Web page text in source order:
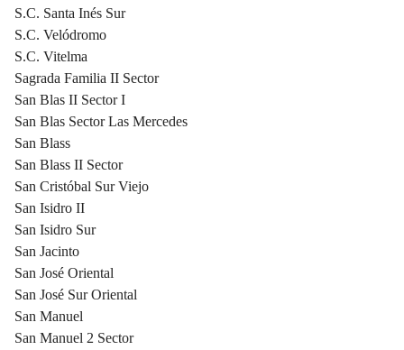
S.C. Santa Inés Sur
S.C. Velódromo
S.C. Vitelma
Sagrada Familia II Sector
San Blas II Sector I
San Blas Sector Las Mercedes
San Blass
San Blass II Sector
San Cristóbal Sur Viejo
San Isidro II
San Isidro Sur
San Jacinto
San José Oriental
San José Sur Oriental
San Manuel
San Manuel 2 Sector